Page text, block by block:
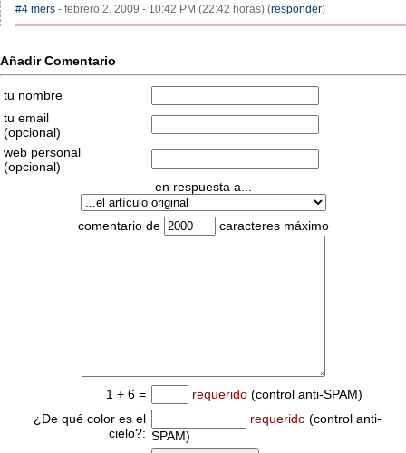
#4 mers - febrero 2, 2009 - 10:42 PM (22:42 horas) (responder)
Añadir Comentario
tu nombre
tu email
(opcional)
web personal
(opcional)
en respuesta a...
comentario de caracteres máximo
1 + 6 = requerido (control anti-SPAM)
¿De qué color es el
cielo?:
requerido (control anti-
SPAM)